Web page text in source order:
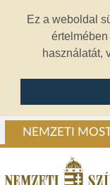
Ez a weboldal
használatát,
NEMZETI